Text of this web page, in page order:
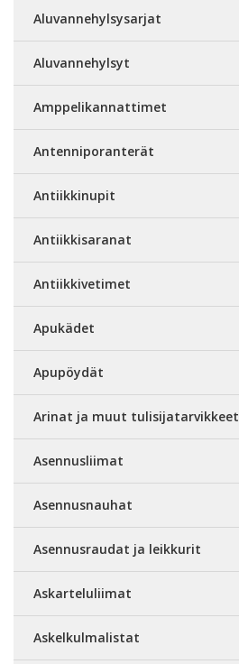
Aluvannehylsysarjat
Aluvannehylsyt
Amppelikannattimet
Antenniporanterät
Antiikkinupit
Antiikkisaranat
Antiikkivetimet
Apukädet
Apupöydät
Arinat ja muut tulisijatarvikkeet
Asennusliimat
Asennusnauhat
Asennusraudat ja leikkurit
Askarteluliimat
Askelkulmalistat